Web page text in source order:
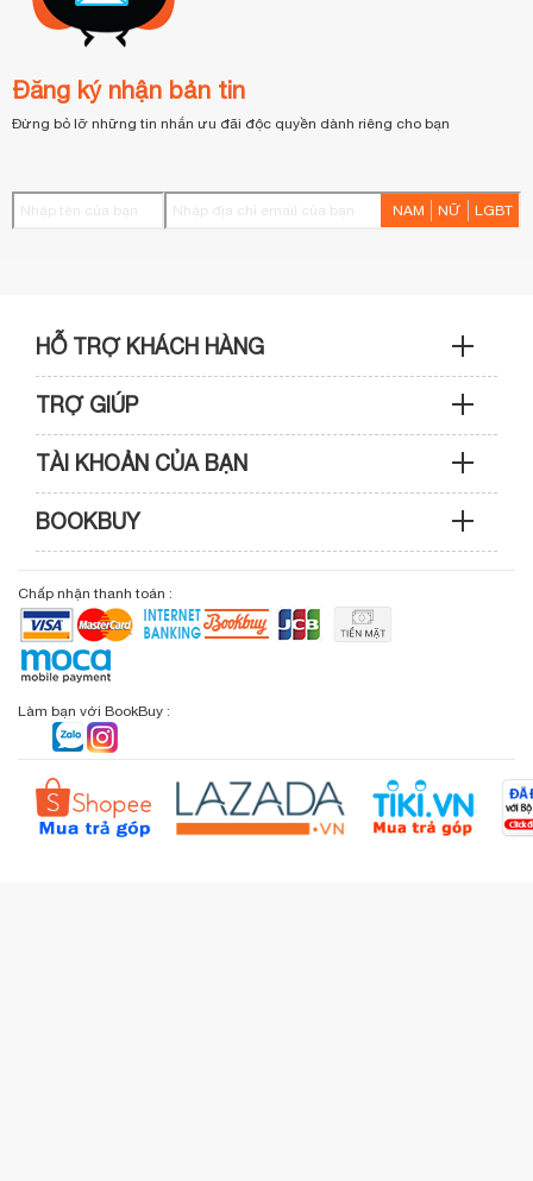
Đăng ký nhận bản tin
Đừng bỏ lỡ những tin nhắn ưu đãi độc quyền dành riêng cho bạn
NAM NỮ LGBT
HỖ TRỢ KHÁCH HÀNG
Sản phẩm & Đơn hàng: 0933 109 009
Kỹ thuật & Bảo hành: 0989 439 986
Điện thoại: (028) 3820 7153 (giờ hành chính)
Email: info@bookbuy.vn
Địa chỉ: 9 Lý Văn Phức, P. Tân Định, TP.HCM
Sơ đồ đường đi
TRỢ GIÚP
Hướng dẫn mua hàng
Phương thức vận chuyển
Chính sách đổi - trả
Chính sách bồi hoàn
Câu hỏi thường gặp (FAQs)
TÀI KHOẢN CỦA BẠN
Cập nhật tài khoản
Giỏ hàng
Lịch sử giao dịch
Sản phẩm yêu thích
Kiểm tra đơn hàng
BOOKBUY
Giới thiệu bookbuy.vn
BookBuy trên Facebook
Liên hệ BookBuy
Đặt hàng theo yêu cầu
Chấp nhận thanh toán :
Làm bạn với BookBuy :